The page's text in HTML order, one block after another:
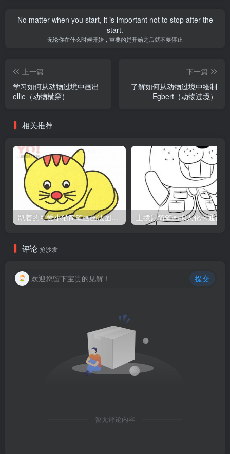
No matter when you start, it is important not to stop after the
start.
无论你在什么时候开始，重要的是开始之后就不要停止
上一篇
学习如何从动物过境中画出
ellie（动物横穿）
下一篇
了解如何从动物过境中绘制
Egbert（动物过境）
相关推荐
趴着的可爱小猫简笔画画法图片教程
评论 抢沙发
欢迎您留下宝贵的见解！ 提交
暂无评论内容